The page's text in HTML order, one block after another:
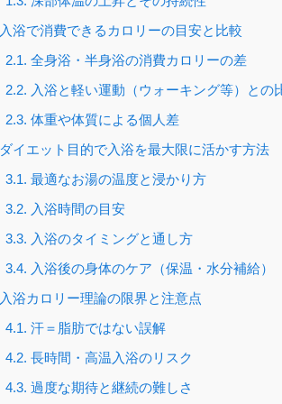
入浴で消費できるカロリーの目安と比較
2.1. 全身浴・半身浴の消費カロリーの差
2.2. 入浴と軽い運動（ウォーキング等）との
2.3. 体重や体質による個人差
ダイエット目的で入浴を最大限に活かす方法
3.1. 最適なお湯の温度と浸かり方
3.2. 入浴時間の目安
3.3. 入浴のタイミングと通し方
3.4. 入浴後の身体のケア（保温・水分補給）
入浴カロリー理論の限界と注意点
4.1. 汗＝脂肪ではない誤解
4.2. 長時間・高温入浴のリスク
4.3. 過度な期待と継続の難しさ